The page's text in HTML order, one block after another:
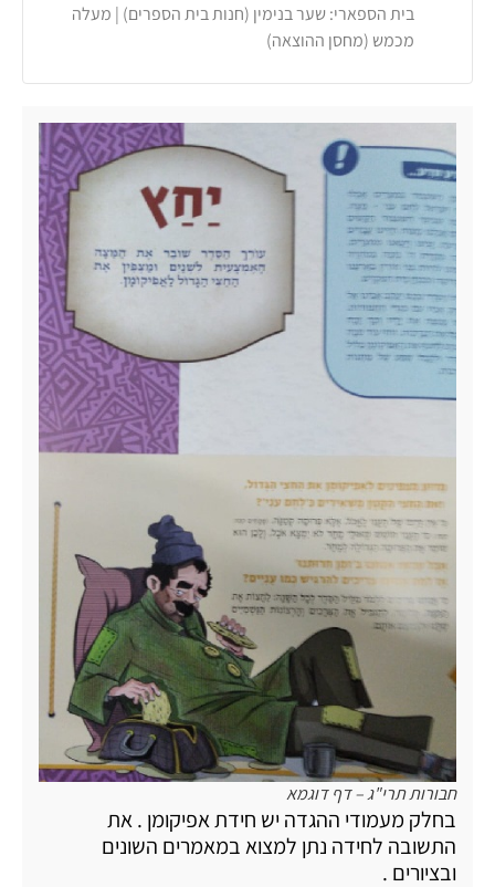
בית הספארי: שער בנימין (חנות בית הספרים) | מעלה
מכמש (מחסן ההוצאה)
חבורות תרי"ג – דף דוגמא
בחלק מעמודי ההגדה יש חידת אפיקומן . את
התשובה לחידה נתן למצוא במאמרים השונים
ובציורים .